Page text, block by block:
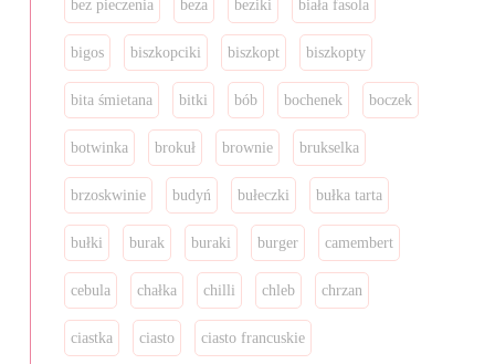
bez pieczenia beza beziki biała fasola
bigos biszkopciki biszkopt biszkopty
bita śmietana bitki bób bochenek boczek
botwinka brokuł brownie brukselka
brzoskwinie budyń bułeczki bułka tarta
bułki burak buraki burger camembert
cebula chałka chilli chleb chrzan
ciastka ciasto ciasto francuskie